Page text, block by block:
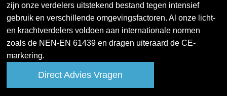
zijn onze verdelers uitstekend bestand tegen intensief
gebruik en verschillende omgevingsfactoren. Al onze licht-
en krachtverdelers voldoen aan internationale normen
zoals de NEN-EN 61439 en dragen uiteraard de CE-
markering.
Direct Advies Vragen